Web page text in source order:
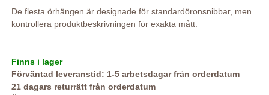
De flesta örhängen är designade för standardöronsnibbar, men
kontrollera produktbeskrivningen för exakta mått.
Finns i lager
Förväntad leveranstid: 1-5 arbetsdagar från orderdatum
21 dagars returrätt från orderdatum